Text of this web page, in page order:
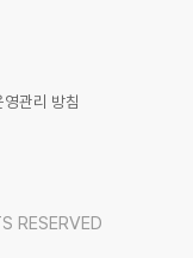
관리 방침
RESERVED